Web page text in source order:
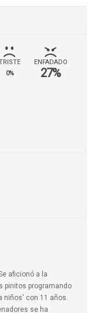
0%
ENFADADO
27%
aficionó a la
pinitos programando
niños' con 11 años.
se ha